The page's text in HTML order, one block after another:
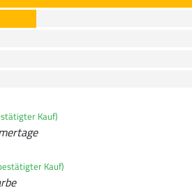
Kauf)
Kauf)